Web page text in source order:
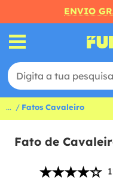
ENVIO
... Fatos Cavaleiro
Fato de